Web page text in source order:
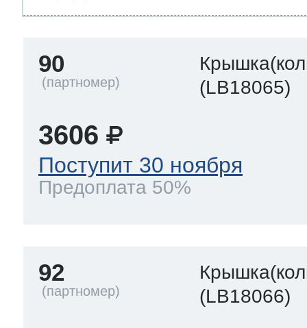
90
(LB18065)
3606
Поступит 30 ноября
Предоплата 50%
92
(LB18066)